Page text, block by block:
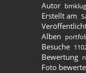
Autor bmklug
Erstellt am
Alben
Besuche
Bewertung
Foto